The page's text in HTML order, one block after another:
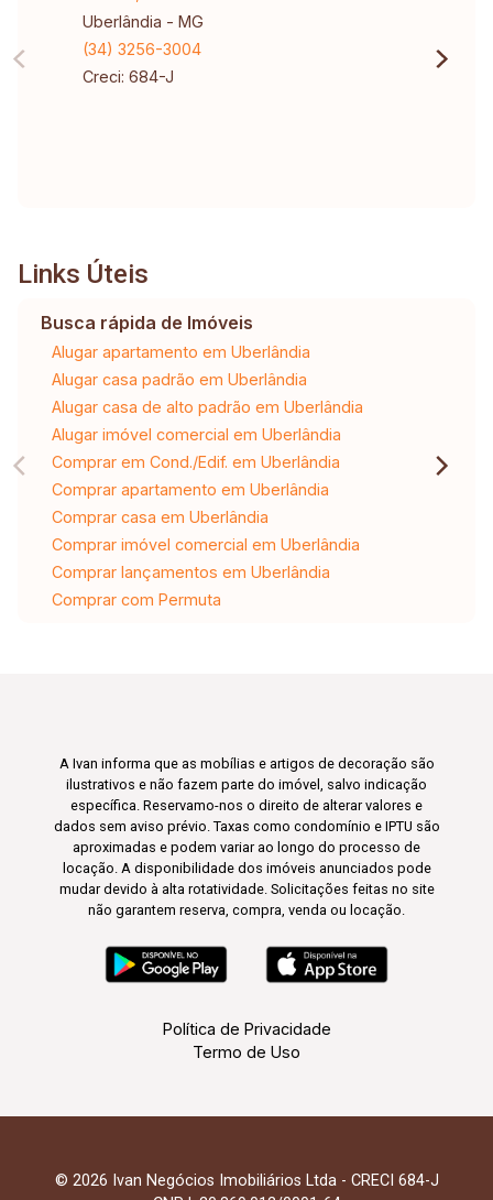
Uberlândia - MG
(34) 3256-3004
Creci: 684-J
Links Úteis
Busca rápida de Imóveis
Alugar apartamento em Uberlândia
Alugar casa padrão em Uberlândia
Alugar casa de alto padrão em Uberlândia
Alugar imóvel comercial em Uberlândia
Comprar em Cond./Edif. em Uberlândia
Comprar apartamento em Uberlândia
Comprar casa em Uberlândia
Comprar imóvel comercial em Uberlândia
Comprar lançamentos em Uberlândia
Comprar com Permuta
A Ivan informa que as mobílias e artigos de decoração são
ilustrativos e não fazem parte do imóvel, salvo indicação
específica. Reservamo-nos o direito de alterar valores e
dados sem aviso prévio. Taxas como condomínio e IPTU são
aproximadas e podem variar ao longo do processo de
locação. A disponibilidade dos imóveis anunciados pode
mudar devido à alta rotatividade. Solicitações feitas no site
não garantem reserva, compra, venda ou locação.
Política de Privacidade
Termo de Uso
© 2026 Ivan Negócios Imobiliários Ltda - CRECI 684-J